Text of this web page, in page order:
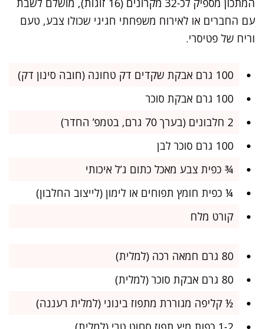
המתכון מספיק לכ-32 מקרונים (16 זוגות), מושלם לשבת
עם החברים או לאירוח משפחתי חגיגי שכולו צבע, טעם
וריח של פטיסרי.
100 גרם אבקת שקדים דק טחונה (חובה סינון דק)
100 גרם אבקת סוכר
2 חלבונים (בערך 70 גרם, בטמפ’ החדר)
100 גרם סוכר לבן
¾ כפית צבע מאכל כתום ג’ל איכותי
¼ כפית חומץ תפוחים או לימון (לייצוב החלבון)
קורט מלח
80 גרם חמאה רכה (למלית)
80 גרם אבקת סוכר (למלית)
½ קליפה מגוררת מתפוז בינוני (למלית רעננה)